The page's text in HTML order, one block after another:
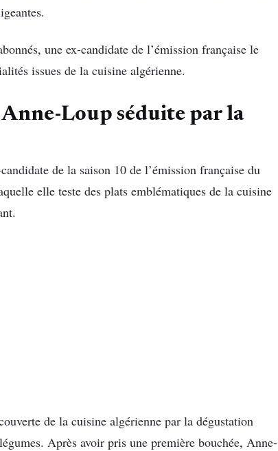
une ex-candidate de l’émission française le
issues de la cuisine algérienne.
Anne-Loup séduite par la
de la saison 10 de l’émission française du
elle teste des plats emblématiques de la cuisine
de la cuisine algérienne par la dégustation
Après avoir pris une première bouchée, Anne-